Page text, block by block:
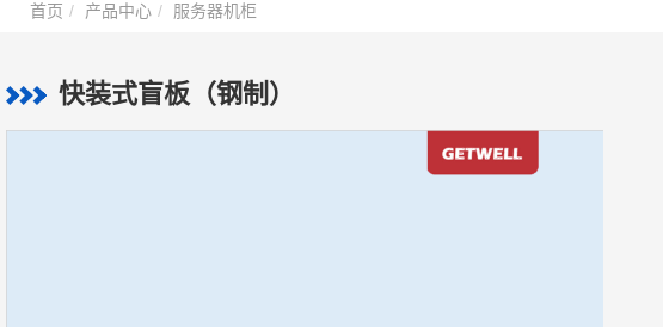
首页 产品中心 服务器机柜
快装式盲板（钢制）